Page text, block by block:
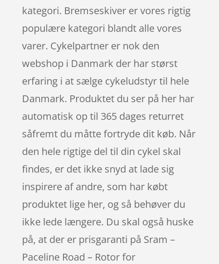
kategori. Bremseskiver er vores rigtig
populære kategori blandt alle vores
varer. Cykelpartner er nok den
webshop i Danmark der har størst
erfaring i at sælge cykeludstyr til hele
Danmark. Produktet du ser på her har
automatisk op til 365 dages returret
såfremt du måtte fortryde dit køb. Når
den hele rigtige del til din cykel skal
findes, er det ikke snyd at lade sig
inspirere af andre, som har købt
produktet lige her, og så behøver du
ikke lede længere. Du skal også huske
på, at der er prisgaranti på Sram –
Paceline Road – Rotor for